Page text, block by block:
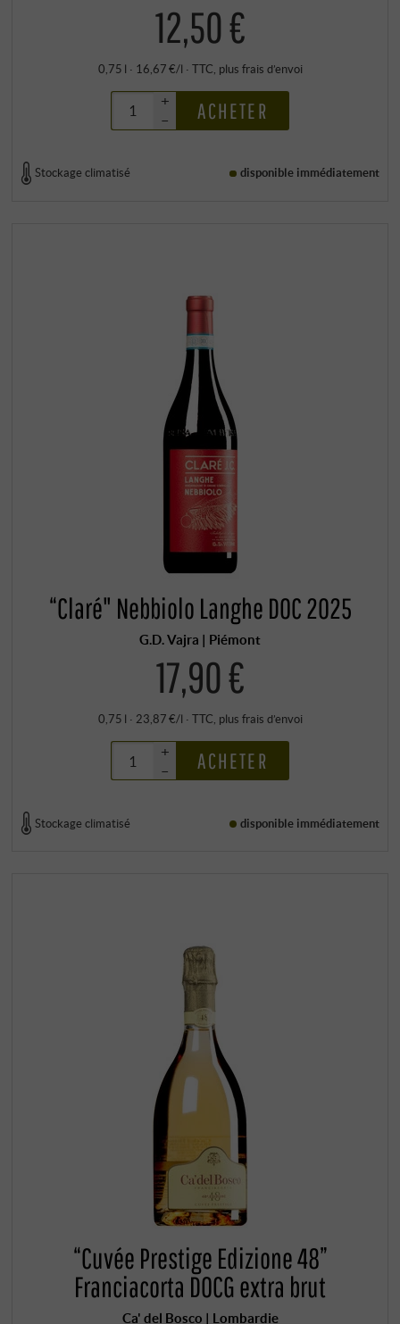
12,50 €
0,75 l · 16,67 €/l · TTC , plus frais d’envoi
+
–
ACHETER
Stockage climatisé disponible immédiatement
“Claré" Nebbiolo Langhe DOC 2025
G.D. Vajra | Piémont
17,90 €
0,75 l · 23,87 €/l · TTC, plus frais d’envoi
+
–
ACHETER
Stockage climatisé disponible immédiatement
“Cuvée Prestige Edizione 48”
Franciacorta DOCG extra brut
Ca' del Bosco | Lombardie